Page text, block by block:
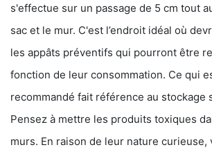
s'effectue sur un passage de 5 cm tout
sac et le mur. C'est l’endroit idéal où
les appâts préventifs qui pourront être
fonction de leur consommation. Ce qui
recommandé fait référence au stockage
Pensez à mettre les produits toxiques
murs. En raison de leur nature curieuse,